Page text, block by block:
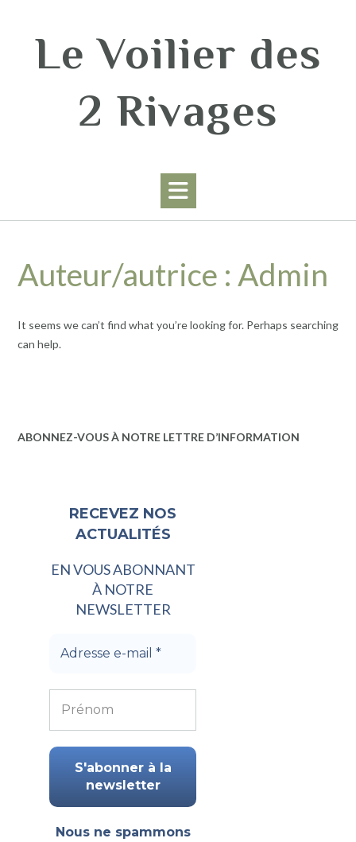
contentLe Voilier des
2 Rivages
Auteur/autrice : Admin
It seems we can’t find what you’re looking for. Perhaps searching
can help.
ABONNEZ-VOUS À NOTRE LETTRE D’INFORMATION
RECEVEZ NOS
ACTUALITÉS
EN VOUS ABONNANT
À NOTRE
NEWSLETTER
Nous ne spammons